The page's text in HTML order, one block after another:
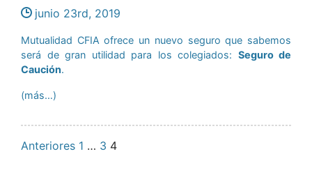
junio 23rd, 2019
Mutualidad CFIA ofrece un nuevo seguro que sabemos
será de gran utilidad para los colegiados: Seguro de
Caución.
(más…)
Paginación
Anteriores 1 … 3 4